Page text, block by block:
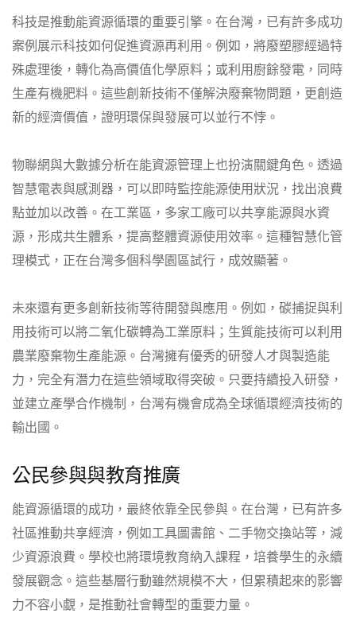
科技是推動能資源循環的重要引擎。在台灣，已有許多成功
案例展示科技如何促進資源再利用。例如，將廢塑膠經過特
殊處理後，轉化為高價值化學原料；或利用廚餘發電，同時
生產有機肥料。這些創新技術不僅解決廢棄物問題，更創造
新的經濟價值，證明環保與發展可以並行不悖。
物聯網與大數據分析在能資源管理上也扮演關鍵角色。透過
智慧電表與感測器，可以即時監控能源使用狀況，找出浪費
點並加以改善。在工業區，多家工廠可以共享能源與水資
源，形成共生體系，提高整體資源使用效率。這種智慧化管
理模式，正在台灣多個科學園區試行，成效顯著。
未來還有更多創新技術等待開發與應用。例如，碳捕捉與利
用技術可以將二氧化碳轉為工業原料；生質能技術可以利用
農業廢棄物生產能源。台灣擁有優秀的研發人才與製造能
力，完全有潛力在這些領域取得突破。只要持續投入研發，
並建立產學合作機制，台灣有機會成為全球循環經濟技術的
輸出國。
公民參與與教育推廣
能資源循環的成功，最終依靠全民參與。在台灣，已有許多
社區推動共享經濟，例如工具圖書館、二手物交換站等，減
少資源浪費。學校也將環境教育納入課程，培養學生的永續
發展觀念。這些基層行動雖然規模不大，但累積起來的影響
力不容小覷，是推動社會轉型的重要力量。